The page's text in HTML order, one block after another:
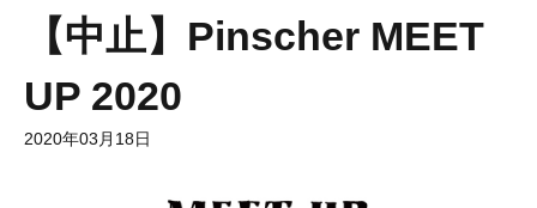
【中止】Pinscher MEET
UP 2020
2020年03月18日